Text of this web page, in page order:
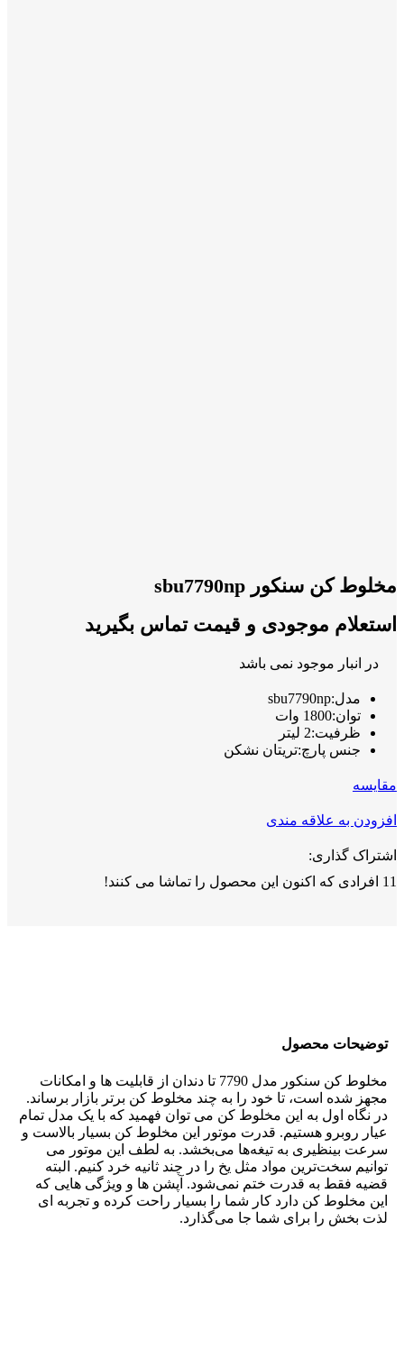
مخلوط کن سنکور sbu7790np
استعلام موجودی و قیمت تماس بگیرید
در انبار موجود نمی باشد
مدل:sbu7790np
توان:1800 وات
ظرفیت:2 لیتر
جنس پارچ:تریتان نشکن
مقايسه
افزودن به علاقه مندی
اشتراک گذاری:
11 افرادی که اکنون این محصول را تماشا می کنند!
توضیحات محصول
مخلوط کن سنکور مدل 7790 تا دندان از قابلیت ها و امکانات
مجهز شده است، تا خود را به چند مخلوط کن برتر بازار برساند.
در نگاه اول به این مخلوط کن می توان فهمید که با یک مدل تمام
عیار روبرو هستیم. قدرت موتور این مخلوط کن بسیار بالاست و
سرعت بینظیری به تیغه‌ها می‌بخشد. به لطف این موتور می
توانیم سخت‌ترین مواد مثل یخ را در چند ثانیه خرد کنیم. البته
قضیه فقط به قدرت ختم نمی‌شود. آپشن ها و ویژگی هایی که
این مخلوط کن دارد کار شما را بسیار راحت کرده و تجربه ای
لذت بخش را برای شما جا می‌گذارد.